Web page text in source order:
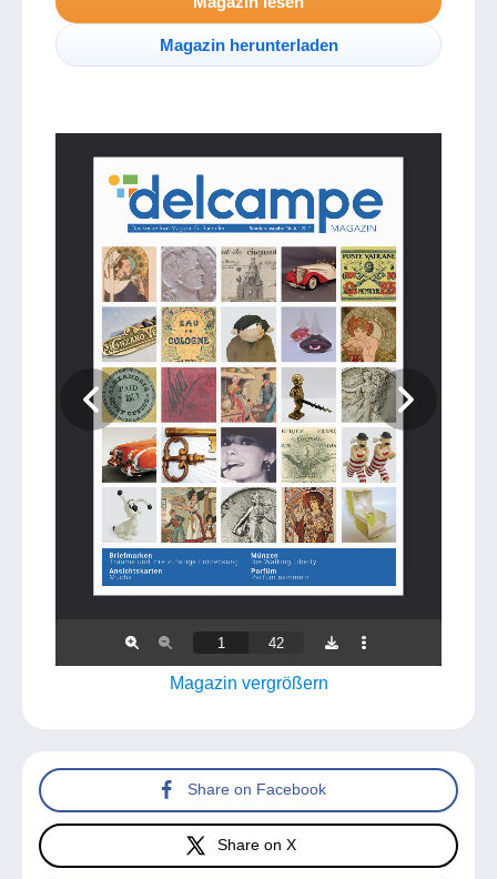
Magazin herunterladen
Magazin vergrößern
Share on Facebook
Share on X